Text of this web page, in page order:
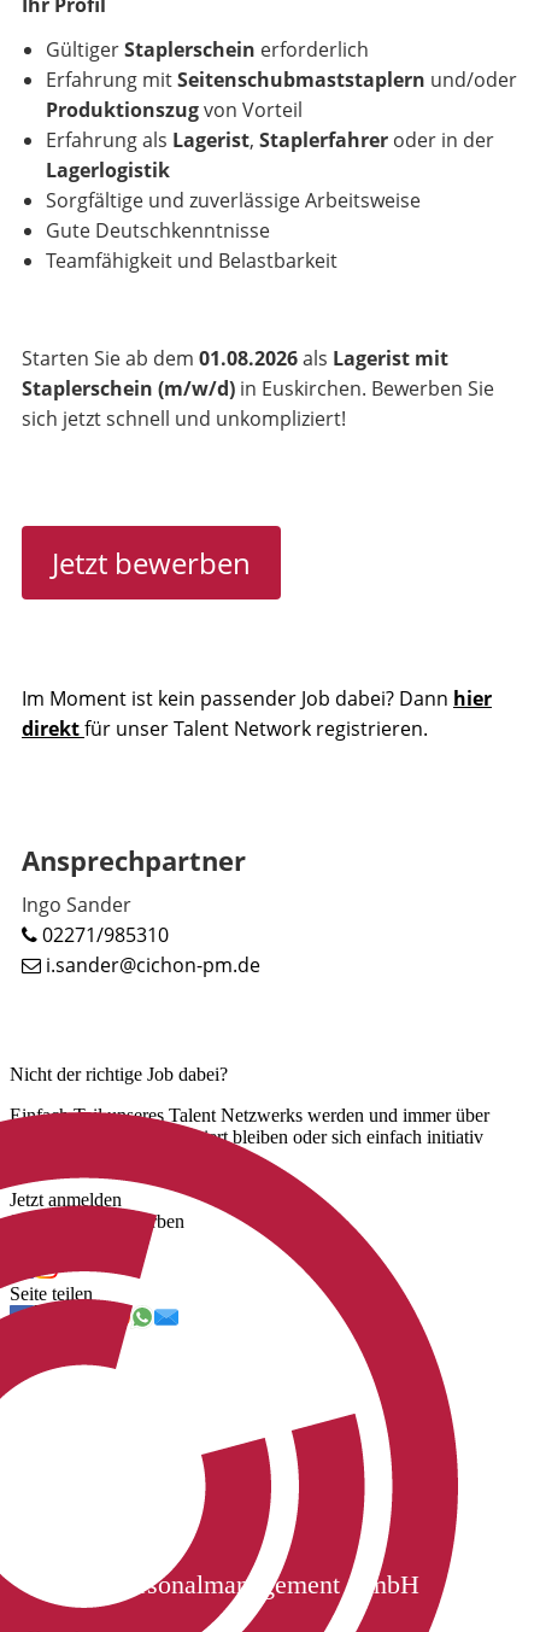
GültigerStaplerschein erforderlich
Erfahrung mitSeitenschubmaststaplern und/oder
Produktionszugvon Vorteil
Erfahrung als Lagerist, Staplerfahrer oder in der
Lagerlogistik
Sorgfältige und zuverlässige Arbeitsweise
Gute Deutschkenntnisse
Teamfähigkeit und Belastbarkeit
Starten Sie ab dem 01.08.2026als Lagerist mit
Staplerschein (m/w/d) in Euskirchen. Bewerben Sie
sich jetzt schnell und unkompliziert!
Jetzt bewerben
Im Moment ist kein passender Job dabei? Dann hier
direktfür unser Talent Network registrieren.
Ansprechpartner
Ingo Sander
02271/985310
i.sander@cichon-pm.de
Nicht der richtige Job dabei?
Einfach Teil unseres Talent Netzwerks werden und immer über
unsere neuen Jobs informiert bleiben oder sich einfach initiativ
Jetzt anmelden
Jetzt initiativ bewerben
Seite teilen
Cichon Personalmanagement GmbH